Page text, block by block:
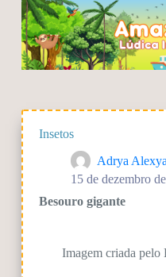
P
u
o
o
n
ú
d
o
Insetos
Adrya Alexya
15 de dezembro
Besouro gigante
Imagem criada